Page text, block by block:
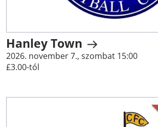
Hanley Town
2026. november 7., szombat 15:00
£3.00-tól